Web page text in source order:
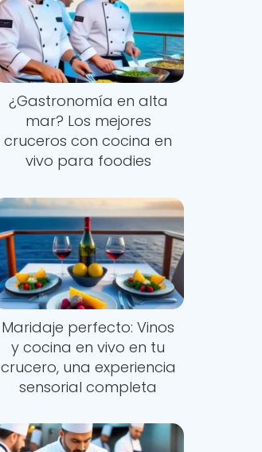
¿Gastronomía en alta
mar? Los mejores
cruceros con cocina en
vivo para foodies
Maridaje perfecto: Vinos
y cocina en vivo en tu
crucero, una experiencia
sensorial completa